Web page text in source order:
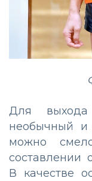
Для
необычный и
можно
составлении
В качестве